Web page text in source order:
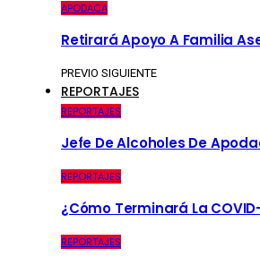
APODACA
Retirará Apoyo A Familia
PREVIO SIGUIENTE
REPORTAJES
REPORTAJES
Jefe De Alcoholes De
REPORTAJES
¿Cómo Terminará La
REPORTAJES